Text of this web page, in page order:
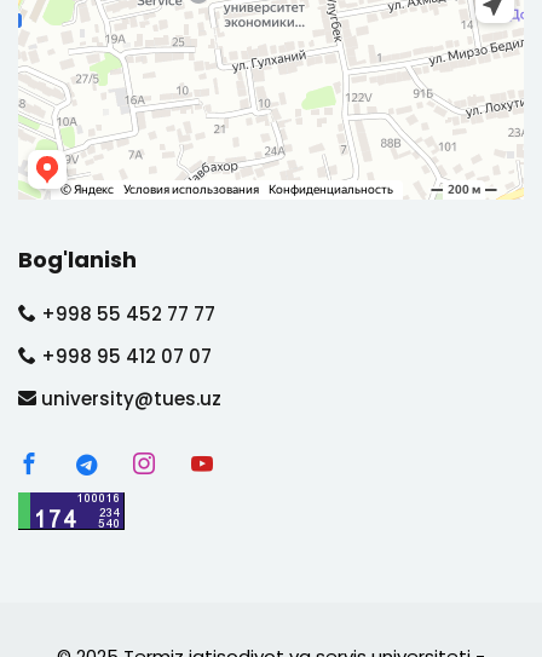
Bog'lanish
+998 55 452 77 77
+998 95 412 07 07
university@tues.uz